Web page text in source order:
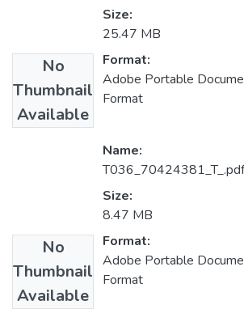
No
Thumbnail
Available
Size:
25.47 MB
Format:
Adobe Portable
Format
No
Thumbnail
Available
Name:
T036_70424381_T_.pdf
Size:
8.47 MB
Format:
Adobe Portable
Format